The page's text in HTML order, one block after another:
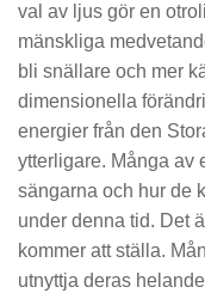
val av ljus gör en
mänskliga
bli snällare och mer
dimensionella
energier från den
ytterligare. Många av
sängarna och hur de
under denna tid. Det
kommer att ställa.
utnyttja deras